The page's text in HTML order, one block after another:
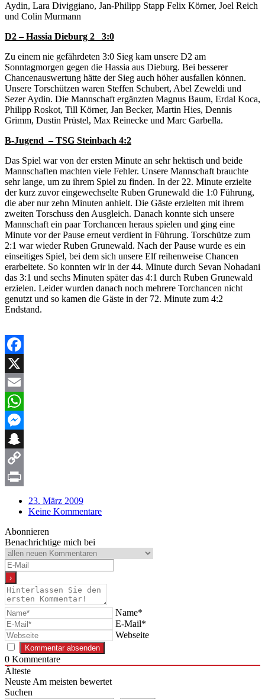
Aydin, Lara Diviggiano, Jan-Philipp Stapp Felix Körner, Joel Reich
und Colin Murmann
D2 – Hassia Dieburg 2 3:0
Zu einem nie gefährdeten 3:0 Sieg kam unsere D2 am
Sonntagmorgen gegen die Hassia aus Dieburg. Bei besserer
Chancenauswertung hätte der Sieg auch höher ausfallen können.
Unsere Torschützen waren Steffen Schubert, Abel Zeweldi und
Sezer Aydin. Die Mannschaft ergänzten Magnus Baum, Erdal Koca,
Philipp Roskot, Till Körner, Jan Becker, Martin Hies, Dennis
Grimm, Dustin Prüstel, Max Reinecke und Marc Garbella.
B-Jugend – TSG Steinbach 4:2
Das Spiel war von der ersten Minute an sehr hektisch und beide
Mannschaften machten viele Fehler. Unsere Mannschaft brauchte
sehr lange, um zu ihrem Spiel zu finden. In der 22. Minute erzielte
der kurz zuvor eingewechselte Ruben Grunewald die 1:0 Führung,
die aber nur zehn Minuten anhielt. Die Gäste erzielten mit ihrem
zweiten Torschuss den Ausgleich. Danach konnte sich unsere
Mannschaft ein paar Torchancen heraus spielen und ging eine
Minute vor der Pause erneut verdient in Führung. Torschütze zum
2:1 war wieder Ruben Grunewald. Nach der Pause wurde es ein
einseitiges Spiel, bei dem sich unsere Elf reihenweise Chancen
erarbeitete. So konnten wir in der 44. Minute durch Sevan Nohadani
das 3:1 und sechs Minuten später das 4:1 durch Ruben Grunewald
erzielen. Leider wurden danach noch mehrere Torchancen nicht
genutzt und so kamen die Gäste in der 72. Minute zum 4:2
Endstand.
Facebook
X
Email
WhatsApp
Messenger
Snapchat
Copy
23. März 2009
Keine Kommentare
Abonnieren
Benachrichtige mich bei
Name*
E-Mail*
Webseite
0 Kommentare
Älteste
NeusteAm meisten bewertet
Suchen